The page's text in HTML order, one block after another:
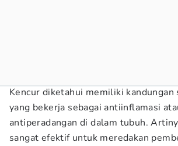
Kencur diketahui memiliki kandungan
yang bekerja sebagai antiinflamasi
antiperadangan di dalam tubuh.
sangat efektif untuk meredakan